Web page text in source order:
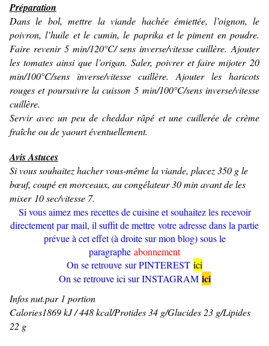
Préparation
Dans le bol, mettre la viande hachée émiettée, l’oignon, le
poivron, l’huile et le cumin, le paprika et le piment en poudre.
Faire revenir 5 min/120°C/ sens inverse/vitesse cuillère. Ajouter
les tomates ainsi que l’origan. Saler, poivrer et faire mijoter 20
min/100°C/sens inverse/vitesse cuillère.Ajouter les haricots
rouges et poursuivre la cuisson 5 min/100°C/sens inverse/vitesse
cuillère.
Servir avec un peu de cheddar râpé et une cuillerée de crème
fraîche ou de yaourt éventuellement.
Avis Astuces
Si vous souhaitez hacher vous-même la viande, placez 350 g le
bœuf, coupé en morceaux, au congélateur 30 min avant de les
mixer 10 sec/vitesse 7.
Si vous aimez mes recettes de cuisine et souhaitez les recevoir
directement par mail, il suffit de mettre votre adresse dans la partie
prévue à cet effet (à droite sur mon blog) sous le
paragraphe abonnement
On se retrouve sur PINTEREST ici
On se retrouve ici sur INSTAGRAM ici
Infos nut.par 1 portion
Calories1869 kJ / 448 kcal/Protides 34 g/Glucides 23 g/Lipides
22 g